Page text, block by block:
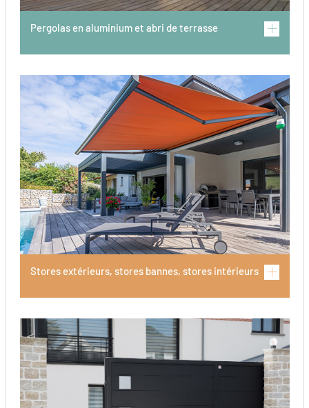
Pergolas en aluminium et abri de terrasse
Stores extérieurs, stores bannes, stores intérieurs